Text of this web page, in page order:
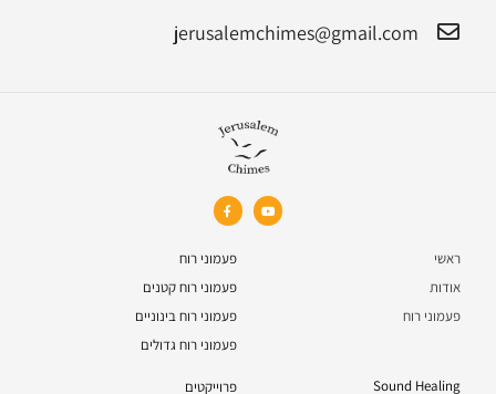
ראשי
אודות
פעמוני רוח
פעמוני רוח
פעמוני רוח קטנים
פעמוני רוח בינוניים
פעמוני רוח גדולים
Sound Healing פרוייקטים